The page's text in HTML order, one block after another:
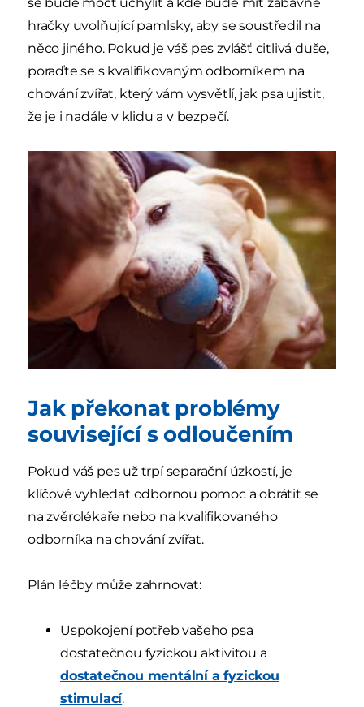
hračky uvolňující pamlsky, aby se soustředil na
něco jiného. Pokud je váš pes zvlášť citlivá duše,
poraďte se s kvalifikovaným odborníkem na
chování zvířat, který vám vysvětlí, jak psa ujistit,
že je i nadále v klidu a v bezpečí.
Jak překonat problémy
související s odloučením
Pokud váš pes už trpí separační úzkostí, je
klíčové vyhledat odbornou pomoc a obrátit se
na zvěrolékaře nebo na kvalifikovaného
odborníka na chování zvířat.
Plán léčby může zahrnovat:
Uspokojení potřeb vašeho psa
dostatečnou fyzickou aktivitou a
dostatečnou mentální a fyzickou
stimulací.